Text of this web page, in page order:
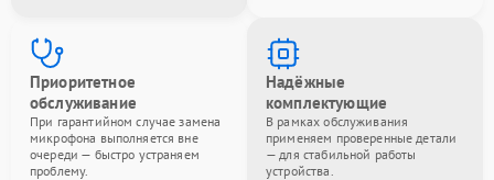
Приоритетное
обслуживание
При гарантийном случае замена
микрофона выполняется вне
очереди — быстро устраняем
проблему.
Надёжные
комплектующие
В рамках обслуживания
применяем проверенные детали
— для стабильной работы
устройства.